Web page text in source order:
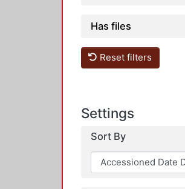
Has files
Reset filters
Settings
Sort By